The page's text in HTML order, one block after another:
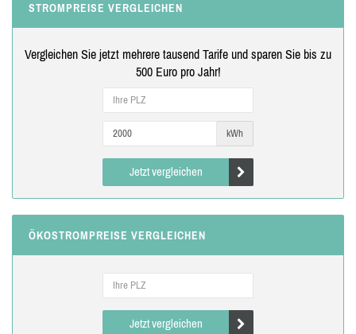
STROMPREISE VERGLEICHEN
Vergleichen Sie jetzt mehrere tausend Tarife und sparen Sie bis zu
500 Euro pro Jahr!
kWh
Jetzt vergleichen
ÖKOSTROMPREISE VERGLEICHEN
Jetzt vergleichen